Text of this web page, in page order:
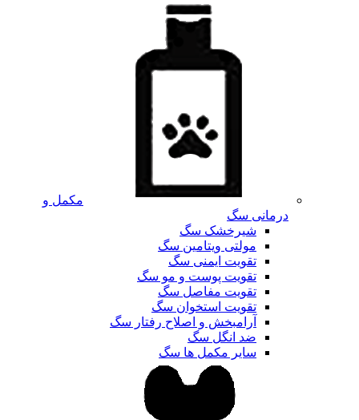
مکمل و
درمانی سگ
شیرخشک سگ
مولتی ویتامین سگ
تقویت ایمنی سگ
تقویت پوست و مو سگ
تقویت مفاصل سگ
تقویت استخوان سگ
آرامبخش و اصلاح رفتار سگ
ضد انگل سگ
سایر مکمل ها سگ